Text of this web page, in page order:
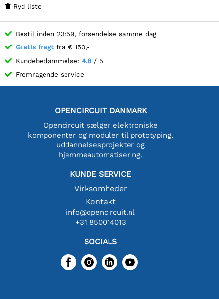
 Ryd liste
Bestil inden 23:59, forsendelse samme dag
Gratis fragt fra € 150,-
Kundebedømmelse: 4.8 / 5
Fremragende service
OPENCIRCUIT DANMARK
Opencircuit sælger elektroniske
komponenter og moduler til prototyping,
uddannelsesprojekter og
hjemmeautomatisering.
KUNDE SERVICE
Virksomheder
Kontakt
info@opencircuit.nl
+31 850014013
SOCIALS